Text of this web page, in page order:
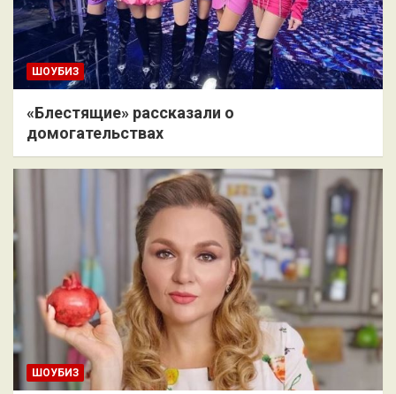
ШОУБИЗ
«Блестящие» рассказали о
домогательствах
ШОУБИЗ